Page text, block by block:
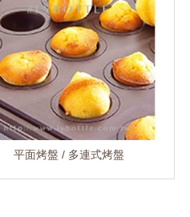
平面烤盤 / 多連式烤盤